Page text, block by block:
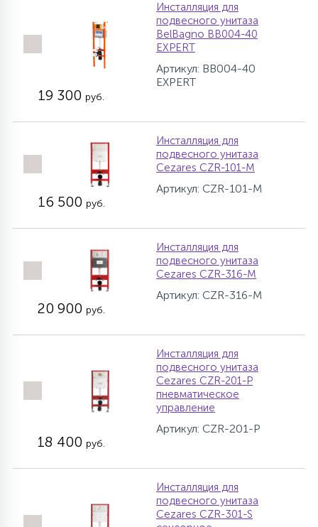
Инсталляция для
подвесного унитаза
BelBagno BB004-40
EXPERT
Артикул: BB004-40
EXPERT
19 300 руб.
Инсталляция для
подвесного унитаза
Cezares CZR-101-M
Артикул: CZR-101-M
16 500 руб.
Инсталляция для
подвесного унитаза
Cezares CZR-316-M
Артикул: CZR-316-M
20 900 руб.
Инсталляция для
подвесного унитаза
Cezares CZR-201-P
пневматическое
управление
Артикул: CZR-201-P
18 400 руб.
Инсталляция для
подвесного унитаза
Cezares CZR-301-S